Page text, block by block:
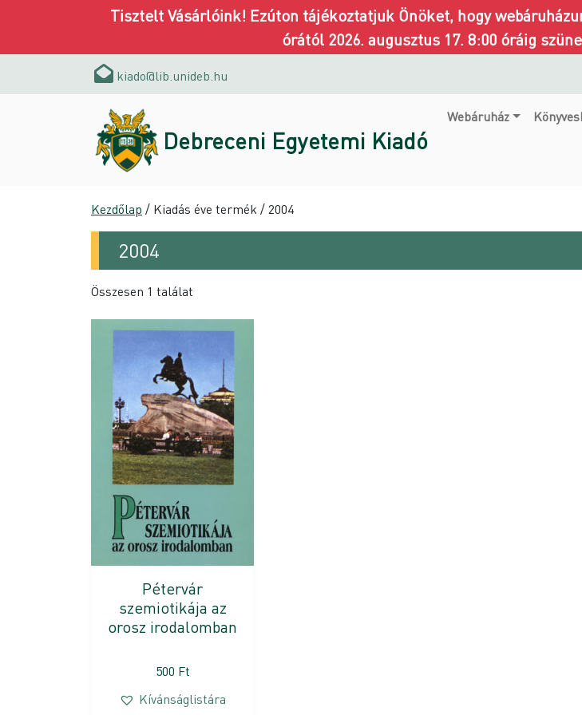
Tisztelt Vásárlóink! Ezúton tájékoztatjuk Önöket, hogy
órától 2026. augusztus 17. 8:00 óráig
kiado@lib.unideb.hu
Debreceni Egyetemi Kiadó
Webáruház
Kezdőlap / Kiadás éve termék / 2004
2004
Összesen 1 találat
Pétervár
szemiotikája az
orosz irodalomban
500 Ft
Kívánságlistára